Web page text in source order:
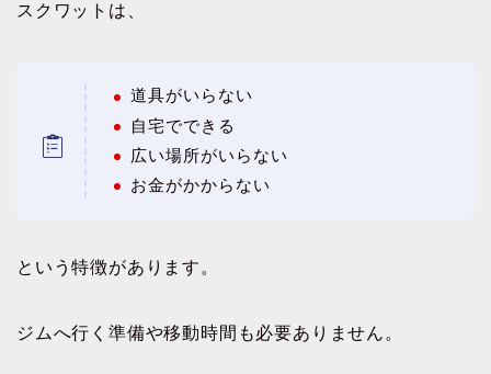
スクワットは、
道具がいらない
自宅でできる
広い場所がいらない
お金がかからない
という特徴があります。
ジムへ行く準備や移動時間も必要ありません。